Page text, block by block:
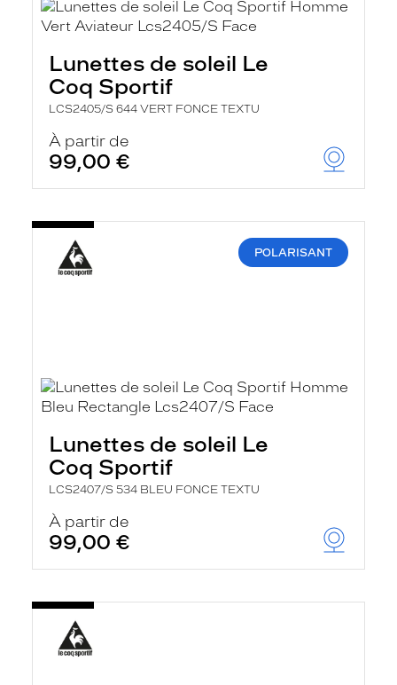
Lunettes de soleil Le
Coq Sportif
LCS2405/S 644 VERT FONCE TEXTU
À partir de
99,00 €
POLARISANT
Lunettes de soleil Le
Coq Sportif
LCS2407/S 534 BLEU FONCE TEXTU
À partir de
99,00 €